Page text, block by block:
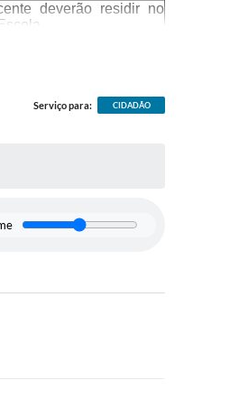
deverão residir no
Serviço para: CIDADÃO